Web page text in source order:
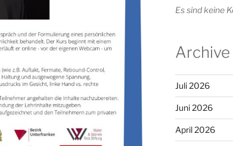
Es sind keine
Archive
Juli 2026
Juni 2026
April 2026